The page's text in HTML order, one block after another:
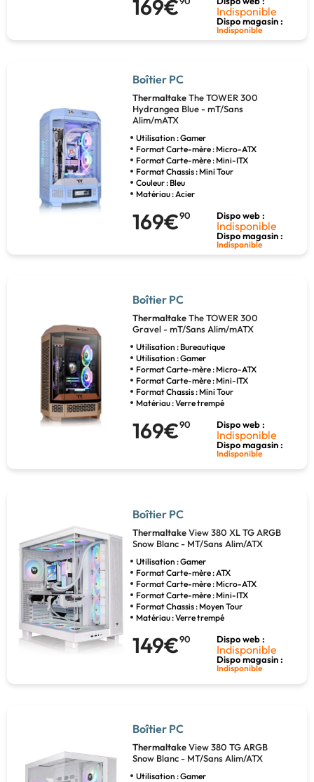
169€ Indisponible
Dispo magasin :
Indisponible
Boîtier PC
ThermaltakeThe TOWER 300
Hydrangea Blue - mT/Sans
Alim/mATX
Utilisation : Gamer
Format Carte-mère : Micro-ATX
Format Carte-mère : Mini-ITX
Format Chassis : Mini Tour
Couleur : Bleu
Matériau : Acier
169€90 Dispo web :
Indisponible
Dispo magasin :
Indisponible
Boîtier PC
ThermaltakeThe TOWER 300
Gravel - mT/Sans Alim/mATX
Utilisation : Bureautique
Utilisation : Gamer
Format Carte-mère : Micro-ATX
Format Carte-mère : Mini-ITX
Format Chassis : Mini Tour
Matériau : Verre trempé
169€90 Dispo web :
Indisponible
Dispo magasin :
Indisponible
Boîtier PC
ThermaltakeView 380 XL TG ARGB
Snow Blanc - MT/Sans Alim/ATX
Utilisation : Gamer
Format Carte-mère : ATX
Format Carte-mère : Micro-ATX
Format Carte-mère : Mini-ITX
Format Chassis : Moyen Tour
Matériau : Verre trempé
149€90 Dispo web :
Indisponible
Dispo magasin :
Indisponible
Boîtier PC
ThermaltakeView 380 TG ARGB
Snow Blanc - MT/Sans Alim/ATX
Utilisation : Gamer